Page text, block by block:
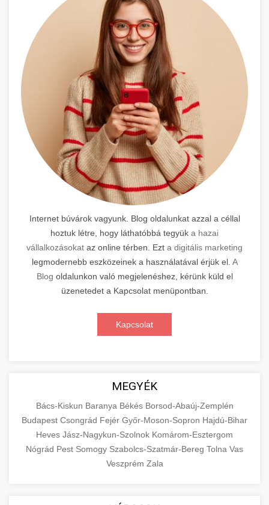
Internet búvárok vagyunk. Blog oldalunkat azzal a céllal
hoztuk létre, hogy láthatóbbá tegyük a hazai
vállalkozásokat az online térben. Ezt a digitális marketing
legmodernebb eszközeinek a használatával érjük el. A
Blog oldalunkon való megjelenéshez, kérünk küld el
üzenetedet a Kapcsolat menüpontban.
Kapcsolat
MEGYÉK
Bács-Kiskun Baranya Békés Borsod-Abaúj-Zemplén
Budapest Csongrád Fejér Győr-Moson-Sopron Hajdú-Bihar
Heves Jász-Nagykun-Szolnok Komárom-Esztergom
Nógrád Pest Somogy Szabolcs-Szatmár-Bereg Tolna Vas
Veszprém Zala